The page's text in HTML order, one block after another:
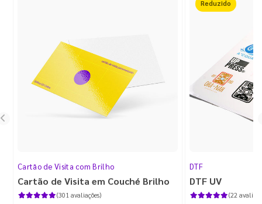
Cartão de Visita com Brilho
Cartão de Visita em Couché Brilho
(301 avaliações)
50%OFF
DTF
DTF UV
(22